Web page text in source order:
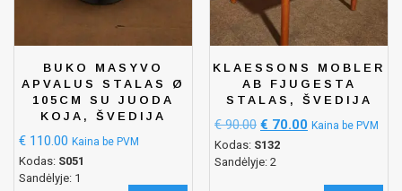
BUKO MASYVO
APVALUS STALAS Ø
105CM SU JUODA
KOJA, ŠVEDIJA
€ 110.00 Kaina be PVM
Kodas: S051
Sandėlyje: 1
KLAESSONS MOBLER
AB FJUGESTA
STALAS, ŠVEDIJA
€90.00 € 70.00 Kaina be PVM
Kodas: S132
Sandėlyje: 2